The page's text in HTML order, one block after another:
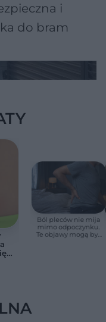
i
do bram
Ból pleców nie mija
mimo odpoczynku.
Te objawy mogą być